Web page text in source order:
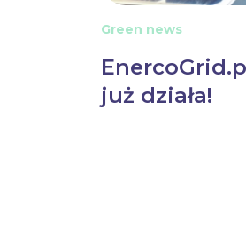
Green news
już działa!